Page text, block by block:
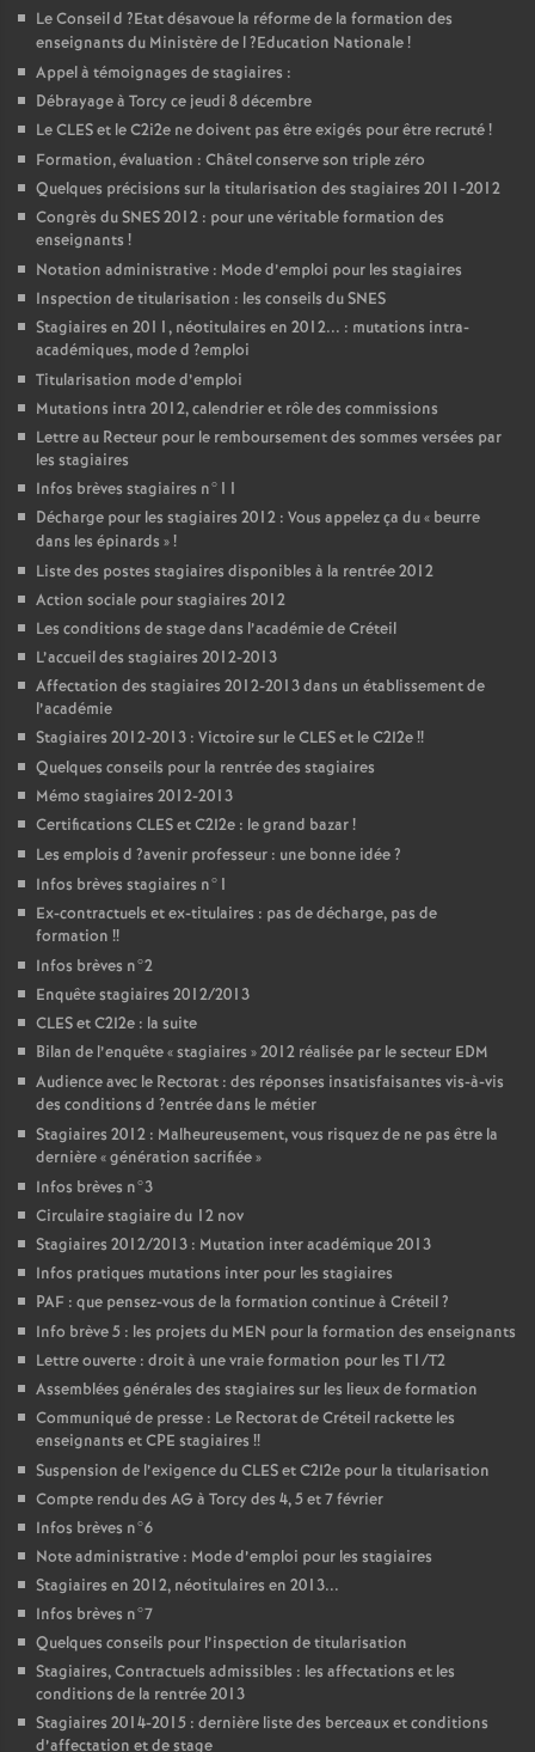
Le Conseil d ?Etat désavoue la réforme de la formation des
enseignants du Ministère de l?Education Nationale!
Appel à témoignages de stagiaires :
Débrayage à Torcy ce jeudi 8 décembre
LeCLESet le C2i2e ne doivent pas être exigés pour être recruté!
Formation, évaluation : Châtel conserve son triple zéro
Quelques précisions sur la titularisation des stagiaires 2011-2012
Congrès duSNES2012 : pour une véritable formation des
enseignants !
Notation administrative : Mode d’emploi pour les stagiaires
Inspection de titularisation : les conseils duSNES
Stagiaires en 2011, néotitulaires en 2012... : mutations intra-
académiques, mode d ?emploi
Titularisation mode d’emploi
Mutations intra 2012, calendrier et rôle des commissions
Lettre au Recteur pour le remboursement des sommes versées par
les stagiaires
Infos brèves stagiaires n°11
Décharge pour les stagiaires 2012 : Vous appelez ça du « beurre
dans les épinards »!
Liste des postes stagiaires disponibles à la rentrée 2012
Action sociale pour stagiaires 2012
Les conditions de stage dans l’académie de Créteil
L’accueil des stagiaires 2012-2013
Affectation des stagiaires 2012-2013 dans un établissement de
l’académie
Stagiaires 2012-2013 : Victoire sur leCLESet le C2I2e!!
Quelques conseils pour la rentrée des stagiaires
Mémo stagiaires 2012-2013
Certifications CLESet C2I2e : le grand bazar!
Les emplois d ?avenir professeur : une bonne idée?
Infos brèves stagiaires n°1
Ex-contractuels et ex-titulaires : pas de décharge, pas de
formation !!
Infos brèves n°2
Enquête stagiaires 2012/2013
CLESet C2I2e : la suite
Bilan de l’enquête «stagiaires » 2012 réalisée par le secteur EDM
Audience avec le Rectorat : des réponses insatisfaisantes vis-à-vis
des conditions d ?entrée dans le métier
Stagiaires 2012 : Malheureusement, vous risquez de ne pas être la
dernière «génération sacrifiée»
Infos brèves n°3
Circulaire stagiaire du 12 nov
Stagiaires 2012/2013 : Mutation inter académique 2013
Infos pratiques mutations inter pour les stagiaires
PAF : que pensez-vous de la formation continue à Créteil?
Info brève 5 : les projets du MEN pour la formation des enseignants
Lettre ouverte : droit à une vraie formation pour les T1/T2
Assemblées générales des stagiaires sur les lieux de formation
Communiqué de presse : Le Rectorat de Créteil rackette les
enseignants etCPE stagiaires !!
Suspension de l’exigence duCLESet C2I2e pour la titularisation
Compte rendu des AG à Torcy des 4, 5 et 7 février
Infos brèves n°6
Note administrative : Mode d’emploi pour les stagiaires
Stagiaires en 2012, néotitulaires en 2013...
Infos brèves n°7
Quelques conseils pour l’inspection de titularisation
Stagiaires, Contractuels admissibles : les affectations et les
conditions de la rentrée 2013
Stagiaires 2014-2015 : dernière liste des berceaux et conditions
d’affectation et de stage